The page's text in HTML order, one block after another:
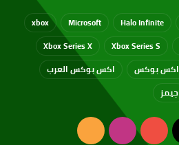
Halo Infinite
Microsoft
xbox
Xbox Series S
Xbox Series X
اكس بوكس
اكس بوكس العرب
جيمز
‫X
‫YouTubeانستقرامملخص